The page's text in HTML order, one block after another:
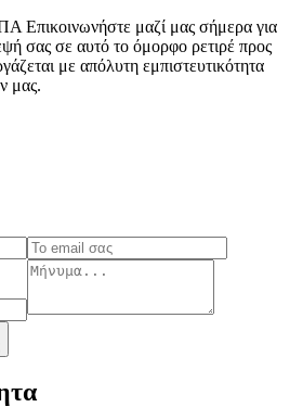
Επικοινωνήστε μαζί μας σήμερα για
σας σε αυτό το όμορφο ρετιρέ προς
με απόλυτη εμπιστευτικότητα
μας.